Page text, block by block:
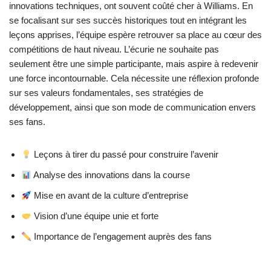
innovations techniques, ont souvent coûté cher à Williams. En
se focalisant sur ses succès historiques tout en intégrant les
leçons apprises, l’équipe espère retrouver sa place au cœur des
compétitions de haut niveau. L’écurie ne souhaite pas
seulement être une simple participante, mais aspire à redevenir
une force incontournable. Cela nécessite une réflexion profonde
sur ses valeurs fondamentales, ses stratégies de
développement, ainsi que son mode de communication envers
ses fans.
Leçons à tirer du passé pour construire l’avenir
Analyse des innovations dans la course
Mise en avant de la culture d’entreprise
Vision d’une équipe unie et forte
Importance de l’engagement auprès des fans